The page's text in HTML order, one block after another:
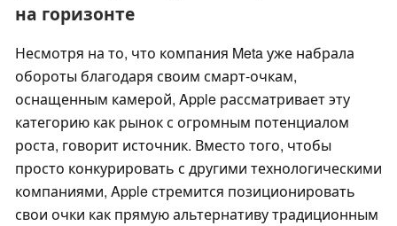
на горизонте
Несмотря на то, что компания Meta уже набрала
обороты благодаря своим смарт-очкам,
оснащенным камерой, Apple рассматривает эту
категорию как рынок с огромным потенциалом
роста, говорит источник. Вместо того, чтобы
просто конкурировать с другими технологическими
компаниями, Apple стремится позиционировать
свои очки как прямую альтернативу традиционным